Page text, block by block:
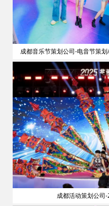
成都音乐节策划公司-电音节策
明星
成都活动策划公司